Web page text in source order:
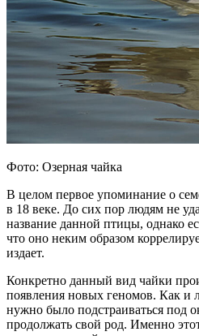
Фото: Озерная чайка
В целом первое упоминание о
в 18 веке. До сих пор людям не
название данной птицы, однако
что оно неким образом
издает.
Конкретно данный вид чайки
появления новых геномов. Как и
нужно было подстраиваться под
продолжать свой род. Именно